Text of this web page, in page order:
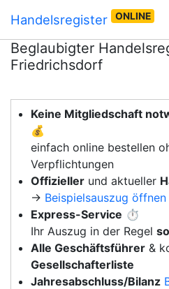
Handelsregister ONLINE
Beglaubigter
Friedrichsdorf
Keine Mitgliedschaft
💰
einfach online bestellen
Verpflichtungen
Offizieller und aktueller
→ Beispielsauszug öffnen
Express-Service ⏱️
Ihr Auszug in der Regel
Alle Geschäftsführer &
Gesellschafterliste
Jahresabschluss/Bilanz